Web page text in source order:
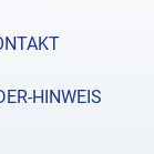
HINWEIS